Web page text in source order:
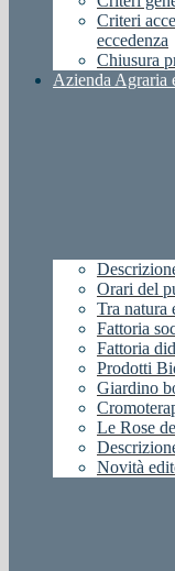
Criteri
eccedenza
Chiusura
Azienda Agraria
Orari del
Tra natura
Fattoria
Fattoria
Prodotti
Giardino
Le Rose
Novità